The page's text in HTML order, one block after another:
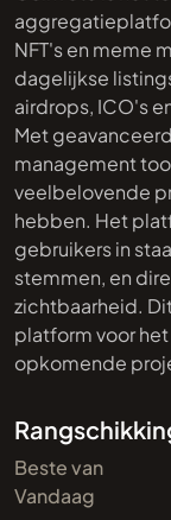
NFT's en meme
dagelijkse
airdrops, ICO's
Met
management
veelbelovende
hebben. Het
gebruikers in
stemmen, en
zichtbaarheid.
platform voor
opkomende
Beste van
Vandaag